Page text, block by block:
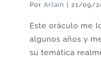
Por Arlain | 21/09/
Este oráculo me
algunos años y
su temática